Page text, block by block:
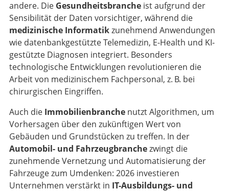
andere. Die Gesundheitsbranche ist aufgrund der
Sensibilität der Daten vorsichtiger, während die
medizinische Informatik zunehmend Anwendungen
wie datenbankgestützte Telemedizin, E-Health und KI-
gestützte Diagnosen integriert. Besonders
technologische Entwicklungen revolutionieren die
Arbeit von medizinischem Fachpersonal, z. B. bei
chirurgischen Eingriffen.
Auch die Immobilienbranche nutzt Algorithmen, um
Vorhersagen über den zukünftigen Wert von
Gebäuden und Grundstücken zu treffen. In der
Automobil- und Fahrzeugbranche zwingt die
zunehmende Vernetzung und Automatisierung der
Fahrzeuge zum Umdenken: 2026 investieren
Unternehmen verstärkt in IT-Ausbildungs- und